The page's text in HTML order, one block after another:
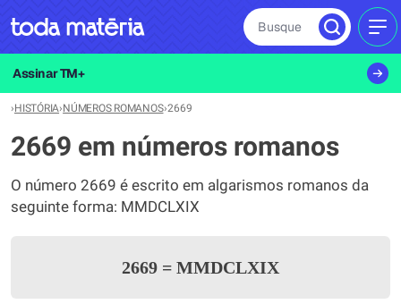
Busque
Assinar TM+
›HISTÓRIA›NÚMEROS ROMANOS›2669
2669 em números romanos
O número 2669 é escrito em algarismos romanos da
seguinte forma: MMDCLXIX
2669 = MMDCLXIX